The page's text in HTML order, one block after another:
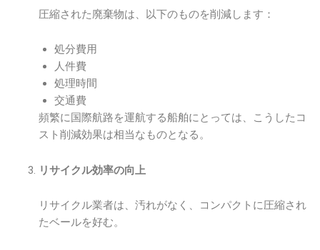
圧縮された廃棄物は、以下のものを削減します：
処分費用
人件費
処理時間
交通費
頻繁に国際航路を運航する船舶にとっては、こうしたコ
スト削減効果は相当なものとなる。
リサイクル効率の向上
リサイクル業者は、汚れがなく、コンパクトに圧縮され
たベールを好む。